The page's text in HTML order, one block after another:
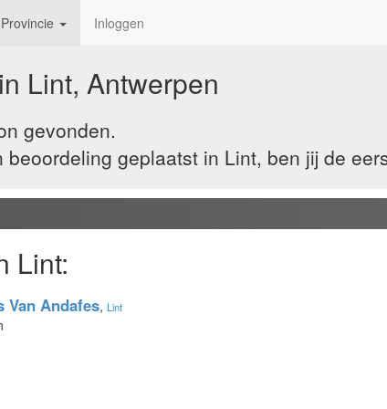
Provincie Inloggen
Lint, Antwerpen
gevonden.
geplaatst in Lint, ben jij de
Lint:
Van Andafes, Lint